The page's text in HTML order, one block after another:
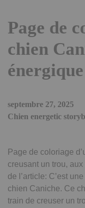
Page de
chien
septembre 27, 2025
Chien energetic
Page de coloriage
creusant un trou,
de l’article: C’est
chien Caniche. Ce
train de creuser un